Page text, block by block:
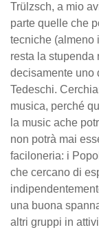
Trülzsch, a mio
parte quelle che
tecniche (almeno
resta la stupenda
decisamente uno
Tedeschi.
musica, perché
la music ache
non potrà mai
faciloneria: i
che cercano di
una buona
altri gruppi in